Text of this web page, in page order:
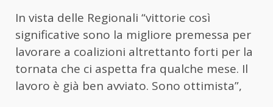
In vista delle Regionali “vittorie così
significative sono la migliore premessa per
lavorare a coalizioni altrettanto forti per la
tornata che ci aspetta fra qualche mese. Il
lavoro è già ben avviato. Sono ottimista”,